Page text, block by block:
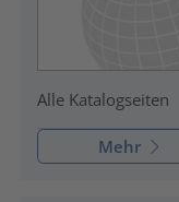
Alle Katalogseiten
Mehr